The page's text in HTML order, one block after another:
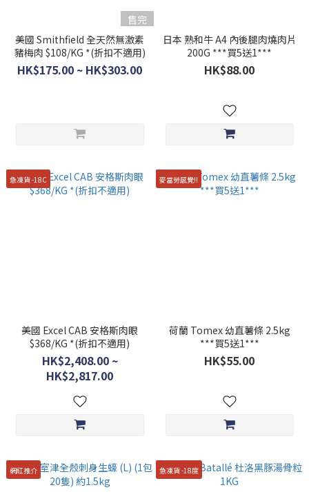
售完
美國 Smithfield 全天然無激素
豬梅肉 $108/KG *(折扣不適用)
HK$175.00 ~ HK$303.00
日本 熟和牛 A4 內後腿肉燒肉片
200G ***買5送1***
HK$88.00
急凍貨 -18C
美國 Excel CAB 安格斯肉眼
$368/KG *(折扣不適用)
HK$2,408.00 ~
HK$2,817.00
麥當勞感覺!!
荷蘭 Tomex 幼直薯條 2.5kg
***買5送1***
HK$55.00
網紅推介 急凍貨 -18度